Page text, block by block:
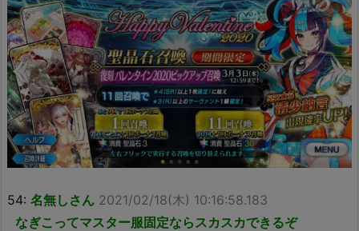
54: 名無しさん 2021/02/18(木) 10:16:58.183
なぎこってマスター服固定ならスカスカできるぞ